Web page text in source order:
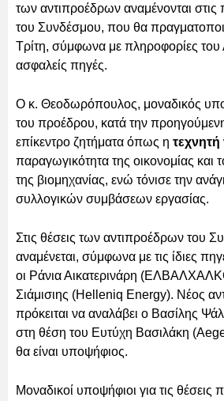
των αντιπροέδρων αναμένονται στις
του Συνδέσμου, που θα
Τρίτη, σύμφωνα με πληροφορίες
ασφαλείς πηγές.
Ο κ. Θεοδωρόπουλος, μοναδικός
του προέδρου, κατά την προηγούμενη
επίκεντρο ζητήματα όπως η
παραγωγικότητα της οικονομίας και
της βιομηχανίας, ενώ τόνισε την
συλλογικών συμβάσεων εργασίας.
Στις θέσεις των αντιπροέδρων του
αναμένεται, σύμφωνα με τις ίδιες
οι Ράνια Αικατερινάρη
Σιάμισιης (Helleniq Energy). Νέος
πρόκειται να αναλάβει ο Βασίλης
στη θέση του Ευτύχη Βασιλάκη
θα είναι υποψήφιος.
Μοναδικοί υποψήφιοι για τις θέσεις